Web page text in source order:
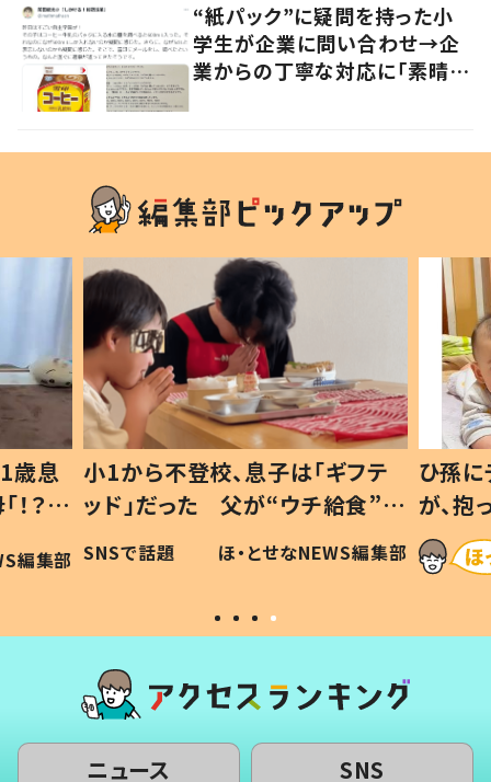
“紙パック”に疑問を持った小
学生が企業に問い合わせ→企
業からの丁寧な対応に「素晴ら
歳息
？」
編集部
小1から不登校、息子は「ギフテ
ッド」だった 父が“ウチ給食”を
作り続ける理由とは #令和の親
#令和の子
SNSで話題 ほ・とせなNEWS編集部
ひ孫
が、
「涙が
い」
ニュース SNS